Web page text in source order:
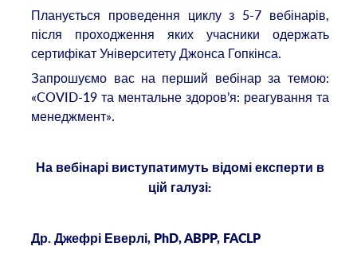
Планується проведення циклу з 5-7 вебінарів,
після проходження яких учасники одержать
сертифікат Університету Джонса Гопкінса.
Запрошуємо вас на перший вебінар за темою:
«COVID-19 та ментальне здоров’я: реагування та
менеджмент».
На вебінарі виступатимуть відомі експерти в
цій галузі:
Др. Джефрі Еверлі, PhD, ABPP, FACLP